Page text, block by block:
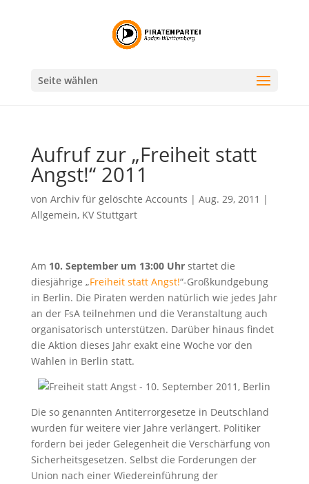
Seite wählen
Aufruf zur „Freiheit statt
Angst!“ 2011
von Archiv für gelöschte Accounts | Aug. 29, 2011 |
Allgemein, KV Stuttgart
Am 10. September um 13:00 Uhrstartet die
diesjährige „Freiheit statt Angst!“-Großkundgebung
in Berlin. Die Piraten werden natürlich wie jedes Jahr
an der FsA teilnehmen und die Veranstaltung auch
organisatorisch unterstützen. Darüber hinaus findet
die Aktion dieses Jahr exakt eine Woche vor den
Wahlen in Berlin statt.
Die so genannten Antiterrorgesetze in Deutschland
wurden für weitere vier Jahre verlängert. Politiker
fordern bei jeder Gelegenheit die Verschärfung von
Sicherheitsgesetzen. Selbst die Forderungen der
Union nach einer Wiedereinführung der